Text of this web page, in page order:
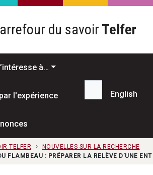
du savoir Telfer
à…
l'expérience
Recherche...
English
TELFER
NOUVELLES SUR LA RECHERCHE
FLAMBEAU : PRÉPARER LA RELÈVE D’UNE